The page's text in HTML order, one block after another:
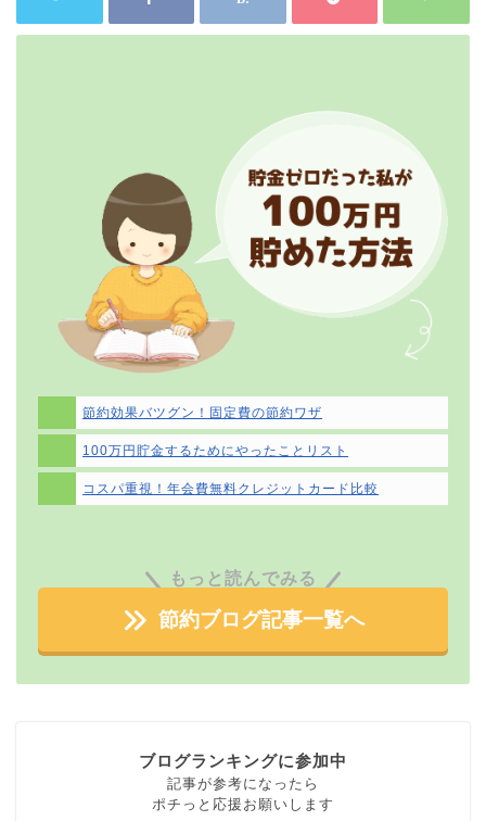
節約効果バツグン！固定費の節約ワザ
100万円貯金するためにやったことリスト
コスパ重視！年会費無料クレジットカード比較
もっと読んでみる
節約ブログ記事一覧へ
ブログランキングに参加中
記事が参考になったら
ポチっと応援お願いします